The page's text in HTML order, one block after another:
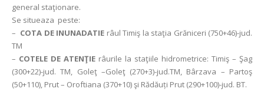
general staţionare.
Se situeaza peste:
– COTA DE INUNADATIE râul Timiş la staţia Grăniceri (750+46)-jud.
TM
– COTELE DE ATENŢIE râurile la staţiile hidrometrice: Timiş – Şag
(300+22)-jud. TM, Goleţ –Goleţ (270+3)-jud.TM, Bârzava – Partoş
(50+110), Prut – Oroftiana (370+10) şi Rădăuți Prut (290+100)-jud. BT.